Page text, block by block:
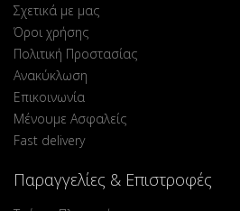
Σχετικά με μας
Όροι χρήσης
Πολιτική Προστασίας
Ανακύκλωση
Επικοινωνία
Μένουμε Ασφαλείς
Fast delivery
Παραγγελίες & Επιστροφές